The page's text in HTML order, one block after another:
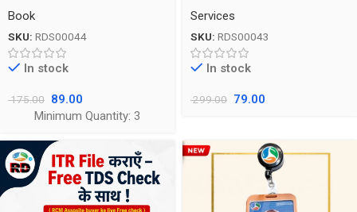
Book
SKU: RDS00044
In stock
175.00 89.00
Minimum Quantity: 3
Services
SKU: RDS00043
In stock
299.00 79.00